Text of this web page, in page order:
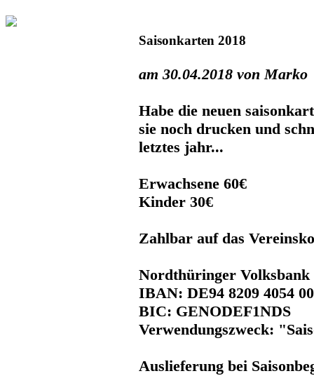
Saisonkarten 2018
am 30.04.2018 von Marko
Habe die neuen
sie noch drucken und
letztes jahr...
Erwachsene 60€
Kinder 30€
Zahlbar auf das
Nordthüringer Volksbank
IBAN: DE94 8209 4054
BIC: GENODEF1NDS
Verwendungszweck:
Auslieferung bei